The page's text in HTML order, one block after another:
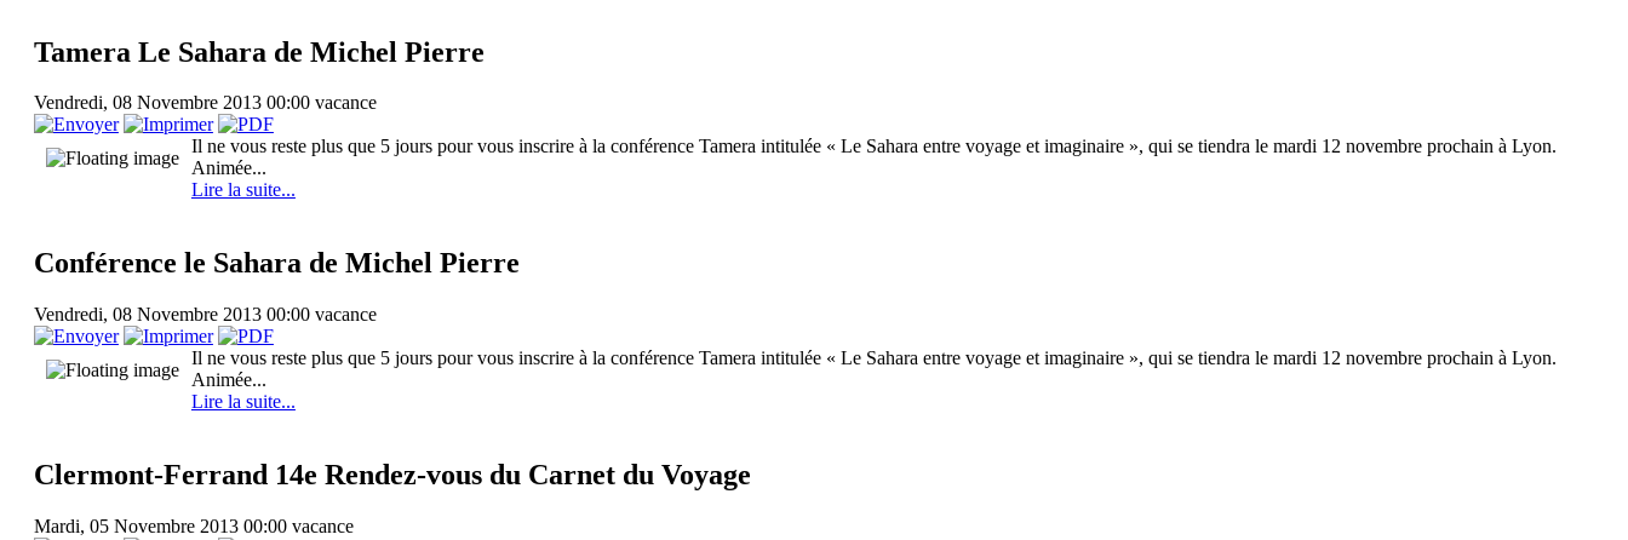
Tamera Le Sahara de Michel Pierre
Vendredi, 08 Novembre 2013 00:00 vacance
Il ne vous reste plus que 5 jours pour vous inscrire à la conférence Tamera intitulée « Le Sahara entre voyage et imaginaire », qui se tiendra le mardi 12 novembre prochain à Lyon.
Animée...
Lire la suite...
Conférence le Sahara de Michel Pierre
Vendredi, 08 Novembre 2013 00:00 vacance
Il ne vous reste plus que 5 jours pour vous inscrire à la conférence Tamera intitulée « Le Sahara entre voyage et imaginaire », qui se tiendra le mardi 12 novembre prochain à Lyon.
Animée...
Lire la suite...
Clermont-Ferrand 14e Rendez-vous du Carnet du Voyage
Mardi, 05 Novembre 2013 00:00 vacance